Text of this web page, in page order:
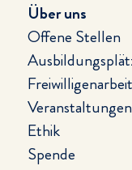
Über uns
Offene Stellen
Freiwilligenarbeit
Veranstaltungen
Ethik
Spende